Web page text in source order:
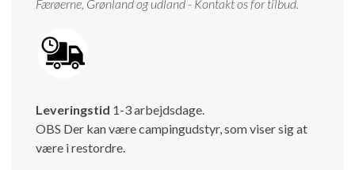
Færøerne, Grønland og udland - Kontakt os for tilbud.
Leveringstid 1-3 arbejdsdage.
OBS Der kan være campingudstyr, som viser sig at
være i restordre.